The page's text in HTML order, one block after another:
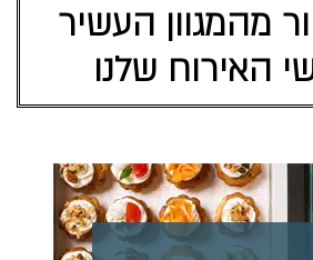
מהמגוון העשיר
האירוח שלנו